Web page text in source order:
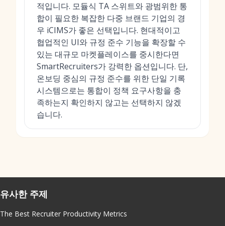
적입니다. 모듈식 TA 스위트와 광범위한 통
합이 필요한 복잡한 다중 브랜드 기업의 경
우 iCIMS가 좋은 선택입니다. 현대적이고
협업적인 UI와 규정 준수 기능을 확장할 수
있는 대규모 마켓플레이스를 중시한다면
SmartRecruiters가 강력한 옵션입니다. 단,
온보딩 중심의 규정 준수를 위한 단일 기록
시스템으로는 통합이 정책 요구사항을 충
족하는지 확인하지 않고는 선택하지 않겠
습니다.
유사한 주제
The Best Recruiter Productivity Metrics